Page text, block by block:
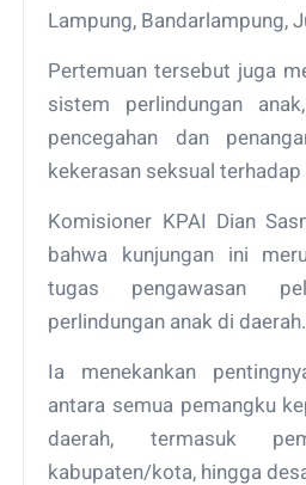
Lampung, Bandarlampung,
Pertemuan tersebut juga
sistem perlindungan
pencegahan dan
kekerasan seksual terhadap
Komisioner KPAI Dian
bahwa kunjungan ini
tugas pengawasan
perlindungan anak di daerah.
Ia menekankan
antara semua pemangku
daerah, termasuk
kabupaten/kota, hingga